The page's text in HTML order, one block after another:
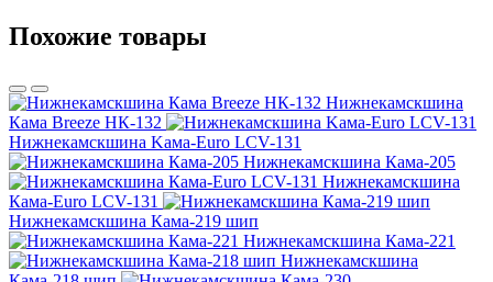
Похожие товары
Нижнекамскшина
Кама Breeze НК-132
Нижнекамскшина Kама-Euro LCV-131
Нижнекамскшина Кама-205
Нижнекамскшина
Кама-Euro LCV-131
Нижнекамскшина Кама-219 шип
Нижнекамскшина Кама-221
Нижнекамскшина